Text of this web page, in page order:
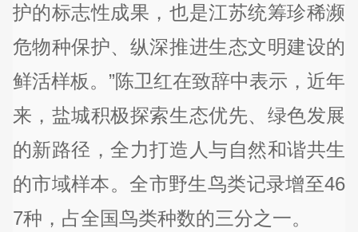
护的标志性成果，也是江苏统筹珍稀濒
危物种保护、纵深推进生态文明建设的
鲜活样板。”陈卫红在致辞中表示，近年
来，盐城积极探索生态优先、绿色发展
的新路径，全力打造人与自然和谐共生
的市域样本。全市野生鸟类记录增至46
7种，占全国鸟类种数的三分之一。